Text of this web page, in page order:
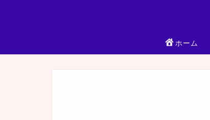
ホーム